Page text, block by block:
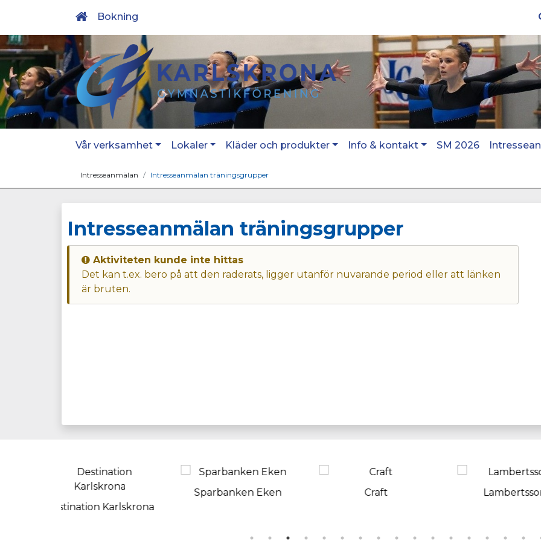
Bokning
Vår verksamhet Lokaler Kläder och produkter Info & kontakt SM 2026
Intresseanmälan Intresseanmälan träningsgrupper
Intresseanmälan träningsgrupper
Aktiviteten kunde inte hittas
Det kan t.ex. bero på att den raderats, ligger utanför nuvarande period eller att länken
är bruten.
Sparbanken Eken Craft Lambertsson